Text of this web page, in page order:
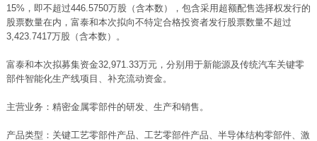
15%，即不超过446.5750万股（含本数），包含采用超额配售选择权发行的
股票数量在内，富泰和本次拟向不特定合格投资者发行股票数量不超过
3,423.7417万股（含本数）。
富泰和本次拟募集资金32,971.33万元，分别用于新能源及传统汽车关键零
部件智能化生产线项目、补充流动资金。
主营业务：精密金属零部件的研发、生产和销售。
产品类型：关键工艺零部件产品、工艺零部件产品、半导体结构零部件、激